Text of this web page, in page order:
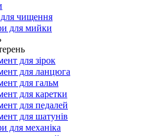
для чищення
для мийки
для зірок
для ланцюга
для гальм
для каретки
для педалей
для шатунів
для механіка